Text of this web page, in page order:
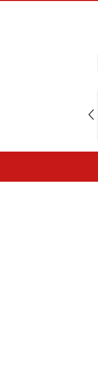
-